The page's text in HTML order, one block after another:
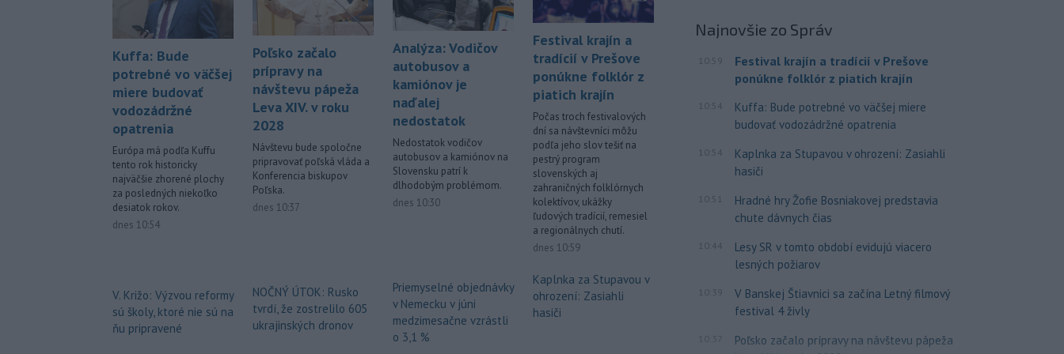
neďaleko Jeruzalema, kde narastá
napätie, pretože jeho obyvatelia sa
obávajú vysťahovania.
- Na severnom výbežku
ostrova Szigetcsúcs na Dunaji v
maďarskej obci Kisoroszi našli v
koryte rieky bombu s hmotnosťou
približne 500 kilogramov. Samospráva
to v stredu uviedla na svojej webovej
stránke, pričom neskôr napísala, že
pyrotechnici ju úspešne odstránili.
Kuffa: Bude
potrebné vo väčšej
miere budovať
vodozádržné
opatrenia
Európa má podľa Kuffu
tento rok historicky
najväčšie zhorené plochy
za posledných niekoľko
desiatok rokov.
dnes 10:54
V. Križo: Výzvou reformy
sú školy, ktoré nie sú na
ňu pripravené
Poľsko začalo
prípravy na
návštevu pápeža
Leva XIV. v roku
2028
Návštevu bude spoločne
pripravovať poľská vláda a
Konferencia biskupov
Poľska.
dnes 10:37
NOČNÝ ÚTOK: Rusko
tvrdí, že zostrelilo 605
ukrajinských dronov
Analýza: Vodičov
autobusov a
kamiónov je
naďalej
nedostatok
Nedostatok vodičov
autobusov a kamiónov na
Slovensku patrí k
dlhodobým problémom.
dnes 10:30
Priemyselné objednávky
v Nemecku v júni
medzimesačne vzrástli
o 3,1 %
Festival krajín a
tradícií v Prešove
ponúkne folklór z
piatich krajín
Počas troch festivalových
dní sa návštevníci môžu
podľa jeho slov tešiť na
pestrý program
slovenských aj
zahraničných folklórnych
kolektívov, ukážky
ľudových tradícií, remesiel
a regionálnych chutí.
dnes 10:59
Kaplnka za Stupavou v
ohrození: Zasiahli
hasiči
Najnovšie zo Správ
10:59
Festival krajín a tradícií v Prešove
ponúkne folklór z piatich krajín
10:54
Kuffa: Bude potrebné vo väčšej miere
budovať vodozádržné opatrenia
10:54
Kaplnka za Stupavou v ohrození: Zasiahli
hasiči
10:51
Hradné hry Žofie Bosniakovej predstavia
chute dávnych čias
10:44
Lesy SR v tomto období evidujú viacero
lesných požiarov
10:39
V Banskej Štiavnici sa začína Letný filmový
festival 4 živly
Poľsko začalo prípravy na návštevu pápeža